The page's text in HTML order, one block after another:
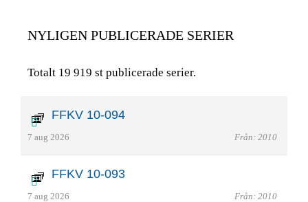
NYLIGEN PUBLICERADE SERIER
Totalt 19 919 st publicerade serier.
FFKV 10-094
7 aug 2026 Från: 2010
FFKV 10-093
7 aug 2026 Från: 2010